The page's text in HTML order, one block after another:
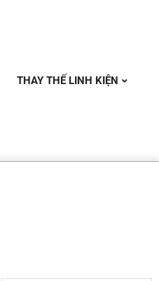
THAY THẾ LINH KIỆN